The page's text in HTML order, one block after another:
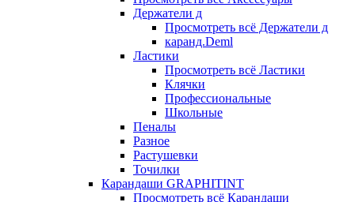
Держатели д
Просмотреть всё Держатели д
каранд.Deml
Ластики
Просмотреть всё Ластики
Клячки
Профессиональные
Школьные
Пеналы
Разное
Растушевки
Точилки
Карандаши GRAPHITINT
Просмотреть всё Карандаши